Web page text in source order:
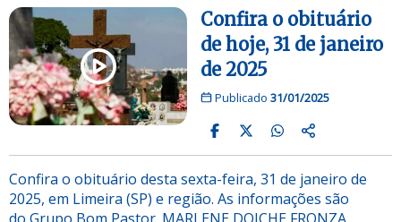
Confira o obituário
de hoje, 31 de janeiro
de 2025
Publicado 31/01/2025
Confira o obituário desta sexta-feira, 31 de janeiro de
2025, em Limeira (SP) e região. As informações são